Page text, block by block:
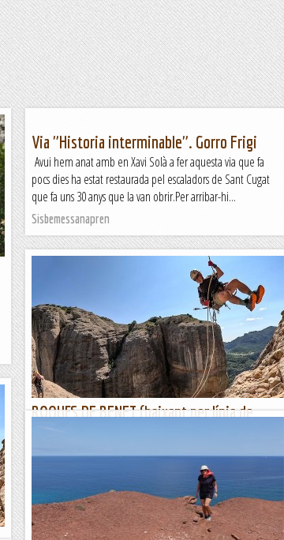
Via "Historia interminable". Gorro Frigi
Avui hem anat amb en Xavi Solà a fer aquesta via que fa
pocs dies ha estat restaurada pel escaladors de Sant Cugat
que fa uns 30 anys que la van obrir.Per arribar-hi...
Sisbemessanapren
ROQUES DE BENET (baixant per línia de
Eren les cinc trenta del matí que en Rafel ha passat a recollir-
me per casa, mitja hora més tard recollíem al Pablo al centre
comercial de sempre, per Gandesa paràvem a fer...
Muntanyes i paisatges